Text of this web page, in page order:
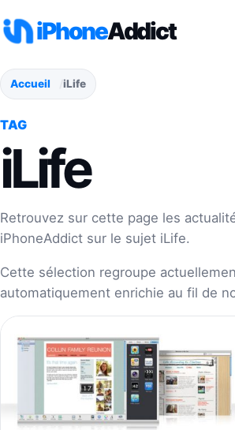
iPhoneAddict
Accueil iLife
TAG
iLife
Retrouvez sur cette page les
iPhoneAddict sur le sujet iLife.
Cette sélection regroupe
automatiquement enrichie au fil de